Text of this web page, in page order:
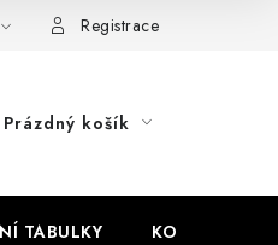
Zásady používání
Registrace
Prázdný košík
TABULKY KONTAKT